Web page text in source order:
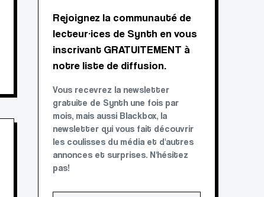
Rejoignez la communauté de
lecteur·ices de Synth en vous
inscrivant GRATUITEMENT à
notre liste de diffusion.
Vous recevrez la newsletter
gratuite de Synth une fois par
mois, mais aussi Blackbox, la
newsletter qui vous fait découvrir
les coulisses du média et d'autres
annonces et surprises. N'hésitez
pas!